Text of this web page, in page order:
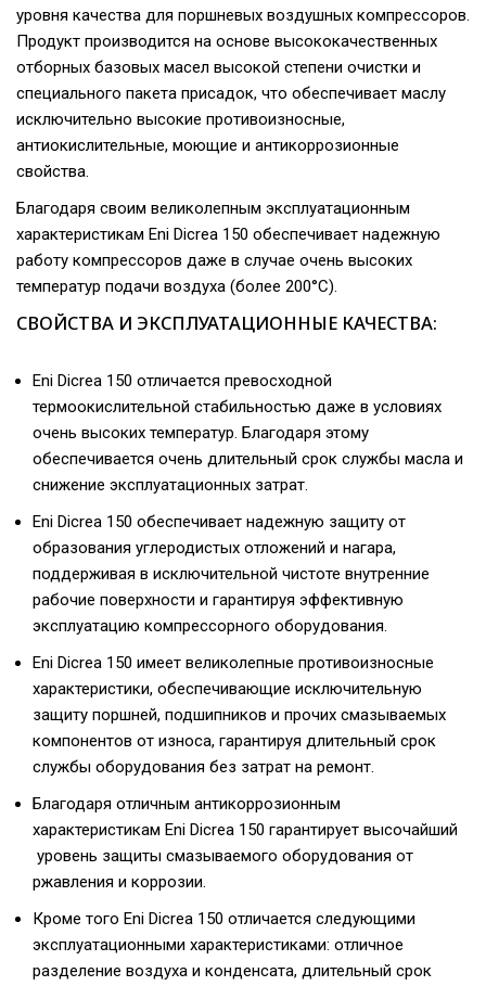
уровня качества для поршневых воздушных компрессоров.
Продукт производится на основе высококачественных
отборных базовых масел высокой степени очистки и
специального пакета присадок, что обеспечивает маслу
исключительно высокие противоизносные,
антиокислительные, моющие и антикоррозионные
свойства.
Благодаря своим великолепным эксплуатационным
характеристикам Eni Dicrea 150 обеспечивает надежную
работу компрессоров даже в случае очень высоких
температур подачи воздуха (более 200°C).
СВОЙСТВА И ЭКСПЛУАТАЦИОННЫЕ КАЧЕСТВА:
Eni Dicrea 150 отличается превосходной
термоокислительной стабильностью даже в условиях
очень высоких температур. Благодаря этому
обеспечивается очень длительный срок службы масла и
снижение эксплуатационных затрат.
Eni Dicrea 150 обеспечивает надежную защиту от
образования углеродистых отложений и нагара,
поддерживая в исключительной чистоте внутренние
рабочие поверхности и гарантируя эффективную
эксплуатацию компрессорного оборудования.
Eni Dicrea 150 имеет великолепные противоизносные
характеристики, обеспечивающие исключительную
защиту поршней, подшипников и прочих смазываемых
компонентов от износа, гарантируя длительный срок
службы оборудования без затрат на ремонт.
Благодаря отличным антикоррозионным
характеристикам Eni Dicrea 150 гарантирует высочайший
уровень защиты смазываемого оборудования от
ржавления и коррозии.
Кроме того Eni Dicrea 150 отличается следующими
эксплуатационными характеристиками: отличное
разделение воздуха и конденсата, длительный срок